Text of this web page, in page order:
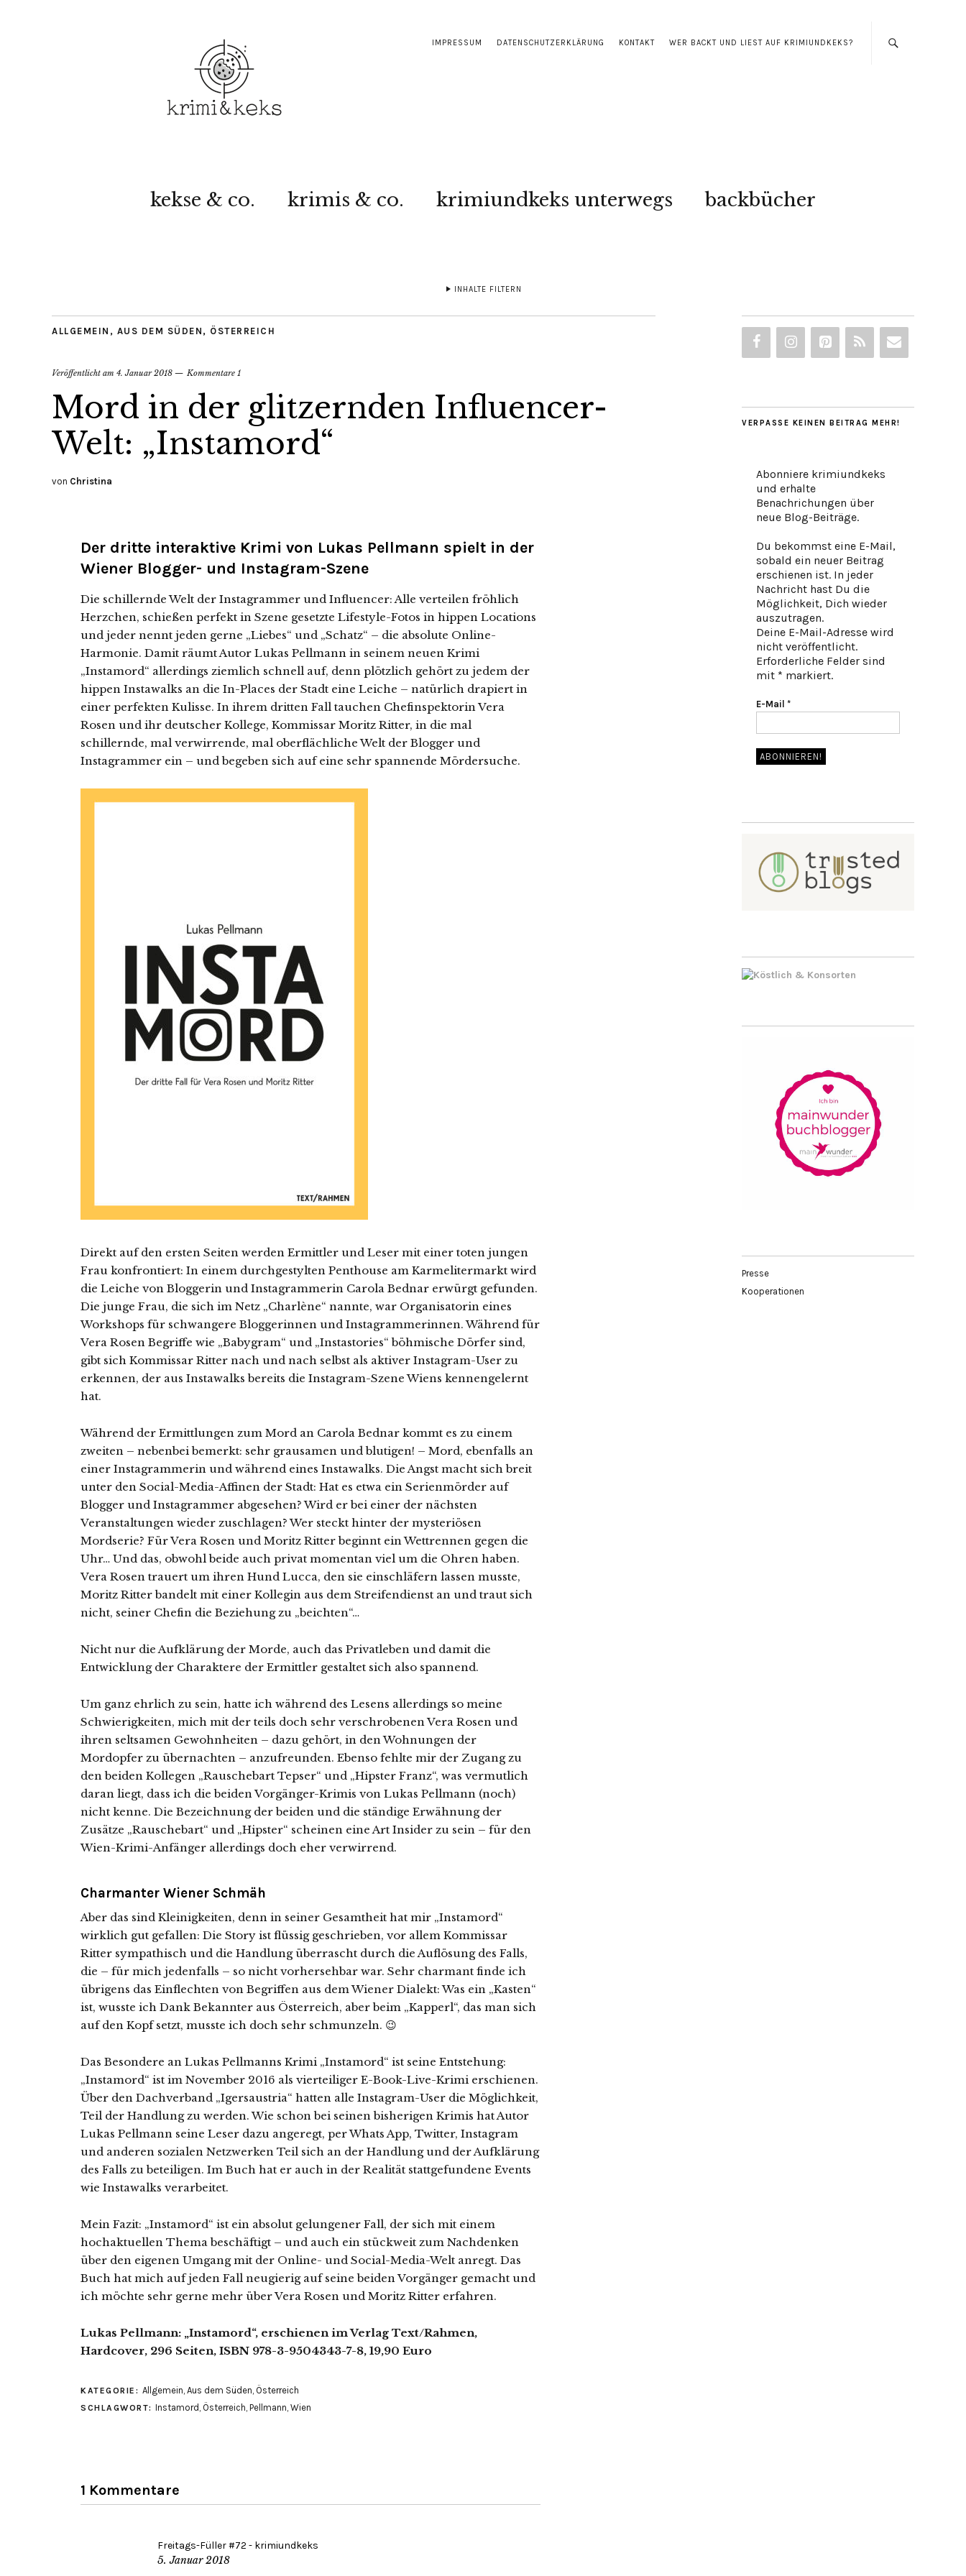
IMPRESSUM DATENSCHUTZERKLÄRUNG KONTAKT WER BACKT UND LIEST AUF KRIMIUNDKEKS?
kekse & co. krimis & co. krimiundkeks unterwegs backbücher
INHALTE FILTERN
ALLGEMEIN , AUS DEM SÜDEN , ÖSTERREICH
Veröffentlicht am 4. Januar 2018 Kommentare 1
Mord in der glitzernden Influencer-
Welt: „Instamord“
von Christina
Der dritte interaktive Krimi von Lukas Pellmann spielt in der
Wiener Blogger- und Instagram-Szene
Die schillernde Welt der Instagrammer und Influencer: Alle verteilen fröhlich
Herzchen, schießen perfekt in Szene gesetzte Lifestyle-Fotos in hippen Locations
und jeder nennt jeden gerne „Liebes“ und „Schatz“ – die absolute Online-
Harmonie. Damit räumt Autor Lukas Pellmann in seinem neuen Krimi
„Instamord“ allerdings ziemlich schnell auf, denn plötzlich gehört zu jedem der
hippen Instawalks an die In-Places der Stadt eine Leiche – natürlich drapiert in
einer perfekten Kulisse. In ihrem dritten Fall tauchen Chefinspektorin Vera
Rosen und ihr deutscher Kollege, Kommissar Moritz Ritter, in die mal
schillernde, mal verwirrende, mal oberflächliche Welt der Blogger und
Instagrammer ein – und begeben sich auf eine sehr spannende Mördersuche.
Direkt auf den ersten Seiten werden Ermittler und Leser mit einer toten jungen
Frau konfrontiert: In einem durchgestylten Penthouse am Karmelitermarkt wird
die Leiche von Bloggerin und Instagrammerin Carola Bednar erwürgt gefunden.
Die junge Frau, die sich im Netz „Charlène“ nannte, war Organisatorin eines
Workshops für schwangere Bloggerinnen und Instagrammerinnen. Während für
Vera Rosen Begriffe wie „Babygram“ und „Instastories“ böhmische Dörfer sind,
gibt sich Kommissar Ritter nach und nach selbst als aktiver Instagram-User zu
erkennen, der aus Instawalks bereits die Instagram-Szene Wiens kennengelernt
hat.
Während der Ermittlungen zum Mord an Carola Bednar kommt es zu einem
zweiten – nebenbei bemerkt: sehr grausamen und blutigen! – Mord, ebenfalls an
einer Instagrammerin und während eines Instawalks. Die Angst macht sich breit
unter den Social-Media-Affinen der Stadt: Hat es etwa ein Serienmörder auf
Blogger und Instagrammer abgesehen? Wird er bei einer der nächsten
Veranstaltungen wieder zuschlagen? Wer steckt hinter der mysteriösen
Mordserie? Für Vera Rosen und Moritz Ritter beginnt ein Wettrennen gegen die
Uhr… Und das, obwohl beide auch privat momentan viel um die Ohren haben.
Vera Rosen trauert um ihren Hund Lucca, den sie einschläfern lassen musste,
Moritz Ritter bandelt mit einer Kollegin aus dem Streifendienst an und traut sich
nicht, seiner Chefin die Beziehung zu „beichten“…
Nicht nur die Aufklärung der Morde, auch das Privatleben und damit die
Entwicklung der Charaktere der Ermittler gestaltet sich also spannend.
Um ganz ehrlich zu sein, hatte ich während des Lesens allerdings so meine
Schwierigkeiten, mich mit der teils doch sehr verschrobenen Vera Rosen und
ihren seltsamen Gewohnheiten – dazu gehört, in den Wohnungen der
Mordopfer zu übernachten – anzufreunden. Ebenso fehlte mir der Zugang zu
den beiden Kollegen „Rauschebart Tepser“ und „Hipster Franz“, was vermutlich
daran liegt, dass ich die beiden Vorgänger-Krimis von Lukas Pellmann (noch)
nicht kenne. Die Bezeichnung der beiden und die ständige Erwähnung der
Zusätze „Rauschebart“ und „Hipster“ scheinen eine Art Insider zu sein – für den
Wien-Krimi-Anfänger allerdings doch eher verwirrend.
Charmanter Wiener Schmäh
Aber das sind Kleinigkeiten, denn in seiner Gesamtheit hat mir „Instamord“
wirklich gut gefallen: Die Story ist flüssig geschrieben, vor allem Kommissar
Ritter sympathisch und die Handlung überrascht durch die Auflösung des Falls,
die – für mich jedenfalls – so nicht vorhersehbar war. Sehr charmant finde ich
übrigens das Einflechten von Begriffen aus dem Wiener Dialekt: Was ein „Kasten“
ist, wusste ich Dank Bekannter aus Österreich, aber beim „Kapperl“, das man sich
auf den Kopf setzt, musste ich doch sehr schmunzeln. 😉
Das Besondere an Lukas Pellmanns Krimi „Instamord“ ist seine Entstehung:
„Instamord“ ist im November 2016 als vierteiliger E-Book-Live-Krimi erschienen.
Über den Dachverband „Igersaustria“ hatten alle Instagram-User die Möglichkeit,
Teil der Handlung zu werden. Wie schon bei seinen bisherigen Krimis hat Autor
Lukas Pellmann seine Leser dazu angeregt, per Whats App, Twitter, Instagram
und anderen sozialen Netzwerken Teil sich an der Handlung und der Aufklärung
des Falls zu beteiligen. Im Buch hat er auch in der Realität stattgefundene Events
wie Instawalks verarbeitet.
Mein Fazit: „Instamord“ ist ein absolut gelungener Fall, der sich mit einem
hochaktuellen Thema beschäftigt – und auch ein stückweit zum Nachdenken
über den eigenen Umgang mit der Online- und Social-Media-Welt anregt. Das
Buch hat mich auf jeden Fall neugierig auf seine beiden Vorgänger gemacht und
ich möchte sehr gerne mehr über Vera Rosen und Moritz Ritter erfahren.
Lukas Pellmann: „Instamord“, erschienen im Verlag Text/Rahmen,
Hardcover, 296 Seiten, ISBN 978-3-9504343-7-8, 19,90 Euro
KATEGORIE: Allgemein, Aus dem Süden, Österreich
SCHLAGWORT: Instamord , Österreich, Pellmann, Wien
1 Kommentare
Freitags-Füller #72 - krimiundkeks
5. Januar 2018
VERPASSE KEINEN BEITRAG MEHR!
Abonniere krimiundkeks
und erhalte
Benachrichungen über
neue Blog-Beiträge.
Du bekommst eine E-Mail,
sobald ein neuer Beitrag
erschienen ist. In jeder
Nachricht hast Du die
Möglichkeit, Dich wieder
auszutragen.
Deine E-Mail-Adresse wird
nicht veröffentlicht.
Erforderliche Felder sind
mit * markiert.
E-Mail *
Presse
Kooperationen